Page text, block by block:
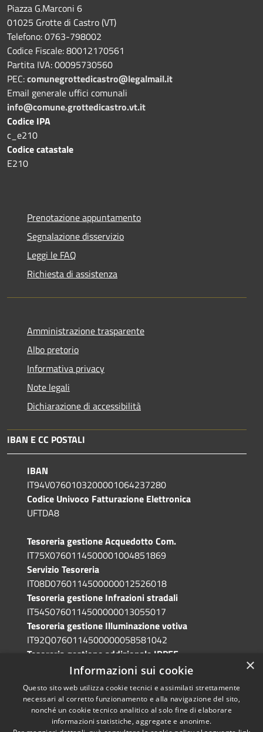
Piazza G.Marconi 6
01025 Grotte di Castro (VT)
Telefono: 0763-798002
Codice Fiscale: 80012170561
Partita IVA: 00095730560
PEC:comunegrottedicastro@legalmail.it
Email generale uffici comunali
info@comune.grottedicastro.vt.it
Codice IPA
c_e210
Codice catastale
E210
Prenotazione appuntamento
Segnalazione disservizio
Leggi le FAQ
Richiesta di assistenza
Amministrazione trasparente
Albo pretorio
Informativa privacy
Note legali
Dichiarazione di accessibilità
IBAN E CC POSTALI
IBAN
IT94V0760103200001064237280
Codice Univoco Fatturazione Elettronica
UFTDA8
Tesoreria gestione Acquedotto Com.
IT75X0760114500001004851869
Servizio Tesoreria
IT08D0760114500000012526018
Tesoreria gestione Infrazioni stradali
IT54S0760114500000013055017
Tesoreria gestione Illuminazione votiva
IT92Q0760114500000058581042
Tesoreria gestione addizionale IRPEF
IT71A0760114500000086341765
Copyright © 2026 • Comune di
×
Informazioni sui cookie
Questo sito web utilizza cookie tecnici e assimilati strettamente
necessari al corretto funzionamento e alla navigazione del sito,
nonché un cookie tecnico analitico al solo fine di elaborare
informazioni statistiche, aggregate e anonime.